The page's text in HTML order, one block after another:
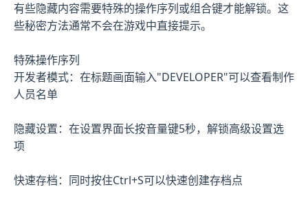
有些隐藏内容需要特殊的操作序列或组合键才能解锁。这
些秘密方法通常不会在游戏中直接提示。
特殊操作序列
开发者模式：在标题画面输入"DEVELOPER"可以查看制作
人员名单
隐藏设置：在设置界面长按音量键5秒，解锁高级设置选
项
快速存档：同时按住Ctrl+S可以快速创建存档点